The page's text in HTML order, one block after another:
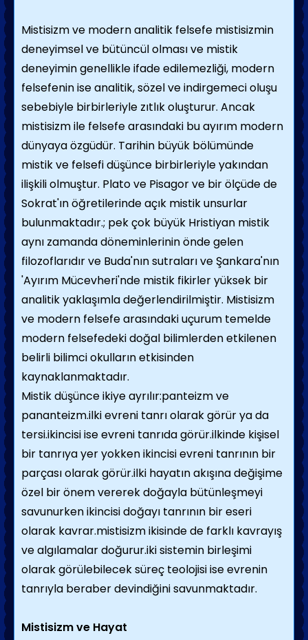
Mistisizm ve modern analitik felsefe mistisizmin
deneyimsel ve bütüncül olması ve mistik
deneyimin genellikle ifade edilemezliği, modern
felsefenin ise analitik, sözel ve indirgemeci oluşu
sebebiyle birbirleriyle zıtlık oluşturur. Ancak
mistisizm ile felsefe arasındaki bu ayırım modern
dünyaya özgüdür. Tarihin büyük bölümünde
mistik ve felsefi düşünce birbirleriyle yakından
ilişkili olmuştur. Plato ve Pisagor ve bir ölçüde de
Sokrat'ın öğretilerinde açık mistik unsurlar
bulunmaktadır.; pek çok büyük Hristiyan mistik
aynı zamanda döneminlerinin önde gelen
filozoflarıdır ve Buda'nın sutraları ve Şankara'nın
'Ayırım Mücevheri'nde mistik fikirler yüksek bir
analitik yaklaşımla değerlendirilmiştir. Mistisizm
ve modern felsefe arasındaki uçurum temelde
modern felsefedeki doğal bilimlerden etkilenen
belirli bilimci okulların etkisinden
kaynaklanmaktadır.
Mistik düşünce ikiye ayrılır:panteizm ve
pananteizm.ilki evreni tanrı olarak görür ya da
tersi.ikincisi ise evreni tanrıda görür.ilkinde kişisel
bir tanrıya yer yokken ikincisi evreni tanrının bir
parçası olarak görür.ilki hayatın akışına değişime
özel bir önem vererek doğayla bütünleşmeyi
savunurken ikincisi doğayı tanrının bir eseri
olarak kavrar.mistisizm ikisinde de farklı kavrayış
ve algılamalar doğurur.iki sistemin birleşimi
olarak görülebilecek süreç teolojisi ise evrenin
tanrıyla beraber devindiğini savunmaktadır.
Mistisizm ve Hayat